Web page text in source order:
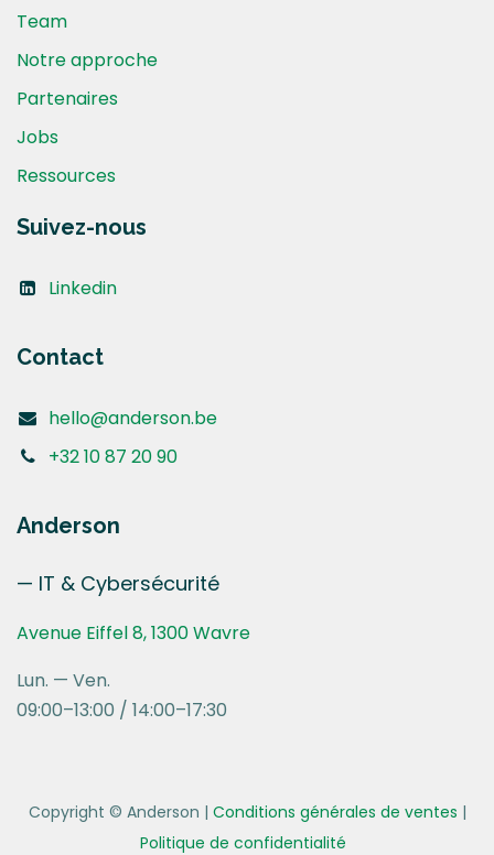
Team
Notre approche
Partenaires
Jobs
Ressources
Suivez-nous
Linkedin
Contact
hello@anderson.be
+32 10 87 20 90
Anderson
— IT & Cybersécurité
Avenue Eiffel 8, 1300 Wavre
Lun. — Ven.
09:00–13:00 / 14:00–17:30
Copyright © Anderson | Conditions générales de ventes |
Politique de confidentialité